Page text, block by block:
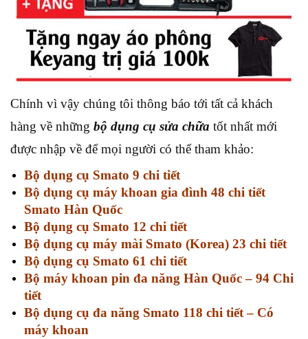
Chính vì vậy chúng tôi thông báo tới tất cả khách
hàng về những bộ dụng cụ sửa chữa tốt nhất mới
được nhập về để mọi người có thể tham khảo:
Bộ dụng cụ Smato 9 chi tiết
Bộ dụng cụ máy khoan gia đình 48 chi tiết
Smato Hàn Quốc
Bộ dụng cụ Smato 12 chi tiết
Bộ dụng cụ máy mài Smato (Korea) 23 chi tiết
Bộ dụng cụ Smato 61 chi tiết
Bộ máy khoan pin đa năng Hàn Quốc – 94 Chi
tiết
Bộ dụng cụ đa năng Smato 118 chi tiết – Có
máy khoan